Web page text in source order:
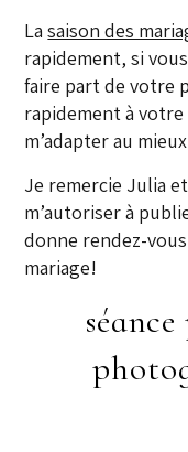
Lasaison des
rapidement, si
faire part de votre
rapidement à votre
m’adapter au
Je remercie Julia
m’autoriser à
donne rendez-
mariage!